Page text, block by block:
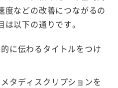
度などの改善につながるの
以下の通りです。
に伝わるタイトルをつけ
タディスクリプションを